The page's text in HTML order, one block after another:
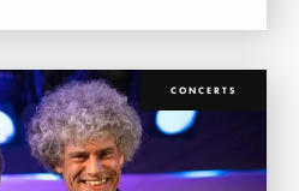
CONCERTS